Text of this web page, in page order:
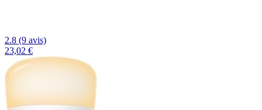
2.8 (9 avis)
23,02 €